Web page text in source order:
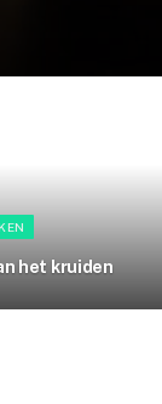
het kruiden